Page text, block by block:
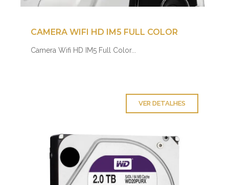
CAMERA WIFI HD IM5 FULL COLOR
Camera Wifi HD IM5 Full Color...
VER DETALHES